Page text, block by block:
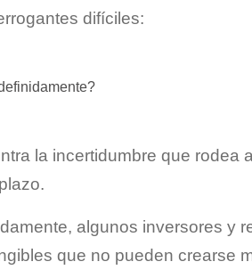
difíciles:
la incertidumbre que rodea
algunos inversores y
que no pueden crearse